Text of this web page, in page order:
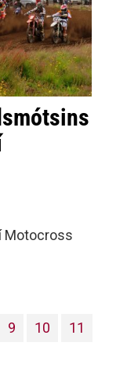
Motocross
9 10 11